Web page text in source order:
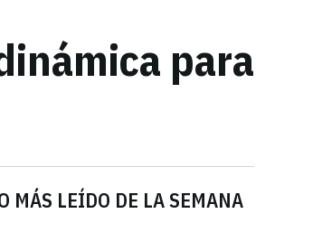
para
MÁS LEÍDO DE LA SEMANA